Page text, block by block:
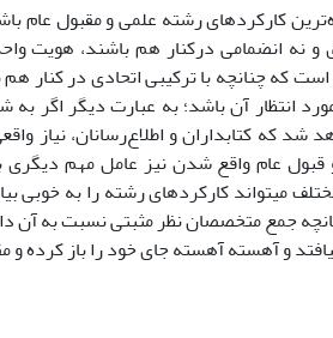
کارکردهای رشته علمی و مقبول عام
انضمامی درکنار هم باشند، هویت
که چنانچه با ترکیبی اتحادی در کنار هم
انتظار آن باشد؛ به عبارت دیگر اگر به
که کتابداران و اطلاع‌رسانان، نیاز
عام واقع شدن نیز عامل مهم دیگری
می­تواند کارکرد­های رشته را به خوبی
جمع متخصصان نظر مثبتی نسبت به آن
و آهسته آهسته جای خود را باز ­کرده و